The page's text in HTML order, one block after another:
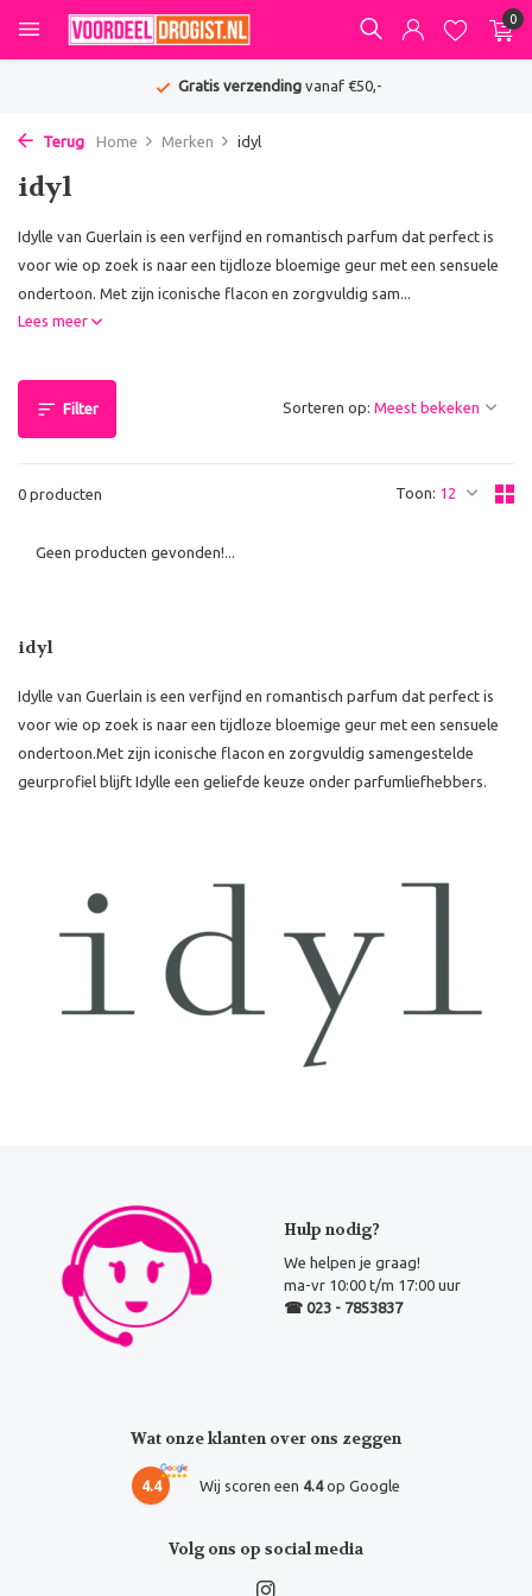
0
Gratis verzendingvanaf €50,-
Terug Home Merken idyl
idyl
Idylle van Guerlain is een verfijnd en romantisch parfum dat perfect is
voor wie op zoek is naar een tijdloze bloemige geur met een sensuele
ondertoon. Met zijn iconische flacon en zorgvuldig sam...
Lees meer
Filter
0 producten Toon:
Sorteren op:
Geen producten gevonden!...
idyl
Idylle van Guerlain is een verfijnd en romantisch parfum dat perfect is
voor wie op zoek is naar een tijdloze bloemige geur met een sensuele
ondertoon.Met zijn iconische flacon en zorgvuldig samengestelde
geurprofiel blijft Idylle een geliefde keuze onder parfumliefhebbers.
Hulp nodig?
We helpen je graag!
ma-vr 10:00 t/m 17:00 uur
☎ 023 - 7853837
Wat onze klanten over ons zeggen
4.4 Wij scoren een 4.4op Google
Volg ons op social media